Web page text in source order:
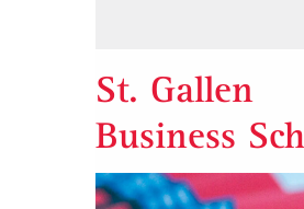
St. Gallen
Business